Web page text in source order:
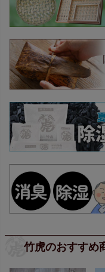
竹虎のおすすめ